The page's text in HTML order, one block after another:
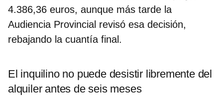
4.386,36 euros, aunque más tarde la
Audiencia Provincial revisó esa decisión,
rebajando la cuantía final.
El inquilino no puede desistir libremente del
alquiler antes de seis meses